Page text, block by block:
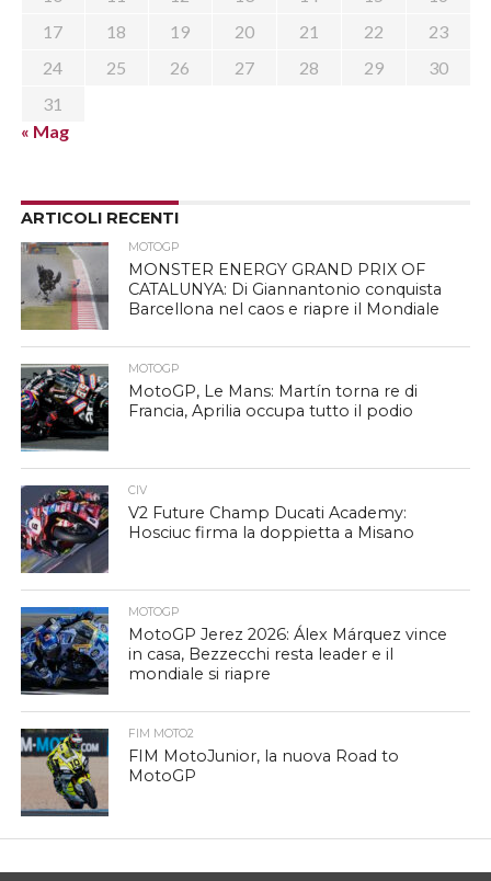
17
18 19 20 21 22
23
24
25 26 27 28 29
30
31
« Mag
ARTICOLI RECENTI
MOTOGP
MONSTER ENERGY GRAND PRIX OF
CATALUNYA: Di Giannantonio conquista
Barcellona nel caos e riapre il Mondiale
MOTOGP
MotoGP, Le Mans: Martín torna re di
Francia, Aprilia occupa tutto il podio
CIV
V2 Future Champ Ducati Academy:
Hosciuc firma la doppietta a Misano
MOTOGP
MotoGP Jerez 2026: Álex Márquez vince
in casa, Bezzecchi resta leader e il
mondiale si riapre
FIM MOTO2
FIM MotoJunior, la nuova Road to
MotoGP